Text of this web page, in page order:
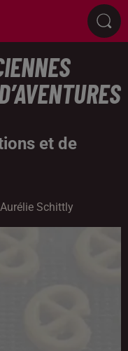
et de
Schittly